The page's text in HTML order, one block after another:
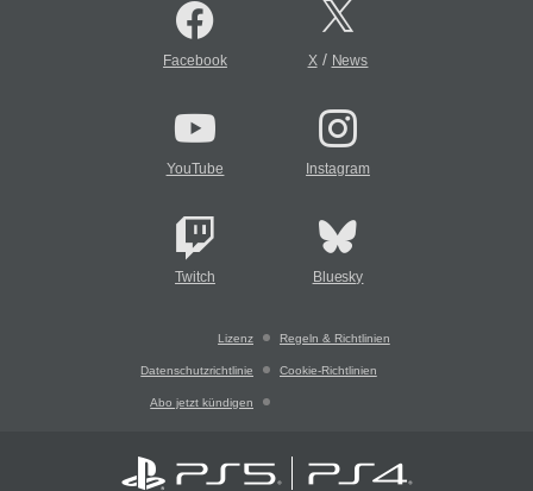
Facebook X/ News
YouTube Instagram
Twitch Bluesky
Lizenz Regeln & Richtlinien
Datenschutzrichtlinie Cookie-Richtlinien
Abo jetzt kündigen